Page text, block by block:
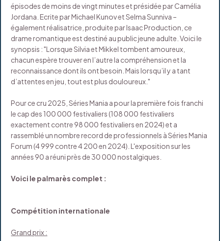
épisodes de moins de vingt minutes et présidée par Camélia
Jordana. Ecrite par Michael Kunov et Selma Sunniva –
également réalisatrice, produite par Isaac Production, ce
drame romantique est destiné au public jeune adulte. Voici le
synopsis : "Lorsque Silvia et Mikkel tombent amoureux,
chacun espère trouver en l’autre la compréhension et la
reconnaissance dont ils ont besoin. Mais lorsqu’il y a tant
d’attentes en jeu, tout est plus douloureux."
Pour ce cru 2025, Séries Mania a pour la première fois franchi
le cap des 100 000 festivaliers (108 000 festivaliers
exactement contre 98 000 festivaliers en 2024) et a
rassemblé un nombre record de professionnels à Séries Mania
Forum (4 999 contre 4 200 en 2024). L'exposition sur les
années 90 a réuni près de 30 000 nostalgiques.
Voici le palmarès complet :
Compétition internationale
Grand prix :